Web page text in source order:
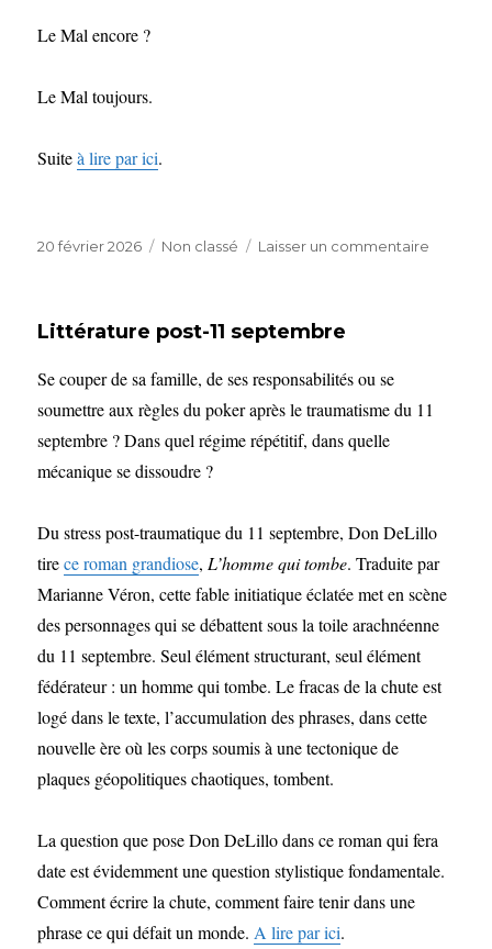
Le Mal encore ?
Le Mal toujours.
Suiteà lire par ici.
Publié
20 février 2026 Catégories
Non classé Laisser un commentaire
Littérature post-11 septembre
Se couper de sa famille, de ses responsabilités ou se
soumettre aux règles du poker après le traumatisme du 11
septembre ? Dans quel régime répétitif, dans quelle
mécanique se dissoudre ?
Du stress post-traumatique du 11 septembre, Don DeLillo
tirece roman grandiose, L’homme qui tombe. Traduite par
Marianne Véron, cette fable initiatique éclatée met en scène
des personnages qui se débattent sous la toile arachnéenne
du 11 septembre. Seul élément structurant, seul élément
fédérateur : un homme qui tombe. Le fracas de la chute est
logé dans le texte, l’accumulation des phrases, dans cette
nouvelle ère où les corps soumis à une tectonique de
plaques géopolitiques chaotiques, tombent.
La question que pose Don DeLillo dans ce roman qui fera
date est évidemment une question stylistique fondamentale.
Comment écrire la chute, comment faire tenir dans une
phrase ce qui défait un monde. A lire par ici.